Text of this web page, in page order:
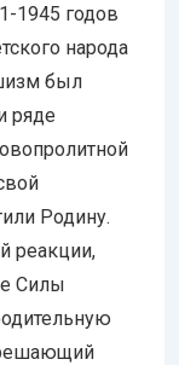
1945 годов
народа
был
ряде
Родину.
реакции,
Силы